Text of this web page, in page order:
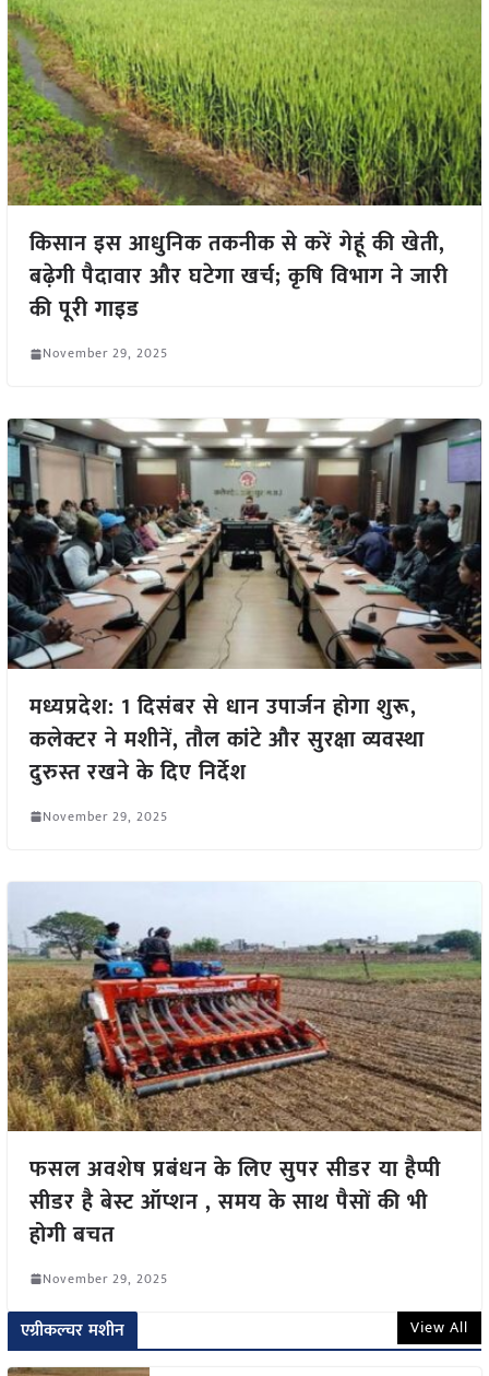
किसान इस आधुनिक तकनीक से करें गेहूं की खेती,
बढ़ेगी पैदावार और घटेगा खर्च; कृषि विभाग ने जारी
की पूरी गाइड
November 29, 2025
मध्यप्रदेश: 1 दिसंबर से धान उपार्जन होगा शुरू,
कलेक्टर ने मशीनें, तौल कांटे और सुरक्षा व्यवस्था
दुरुस्त रखने के दिए निर्देश
November 29, 2025
फसल अवशेष प्रबंधन के लिए सुपर सीडर या हैप्पी
सीडर है बेस्ट ऑप्शन , समय के साथ पैसों की भी
होगी बचत
November 29, 2025
एग्रीकल्चर मशीन View All